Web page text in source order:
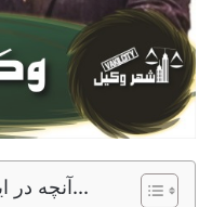
آنچه در این مقاله میخوانید...